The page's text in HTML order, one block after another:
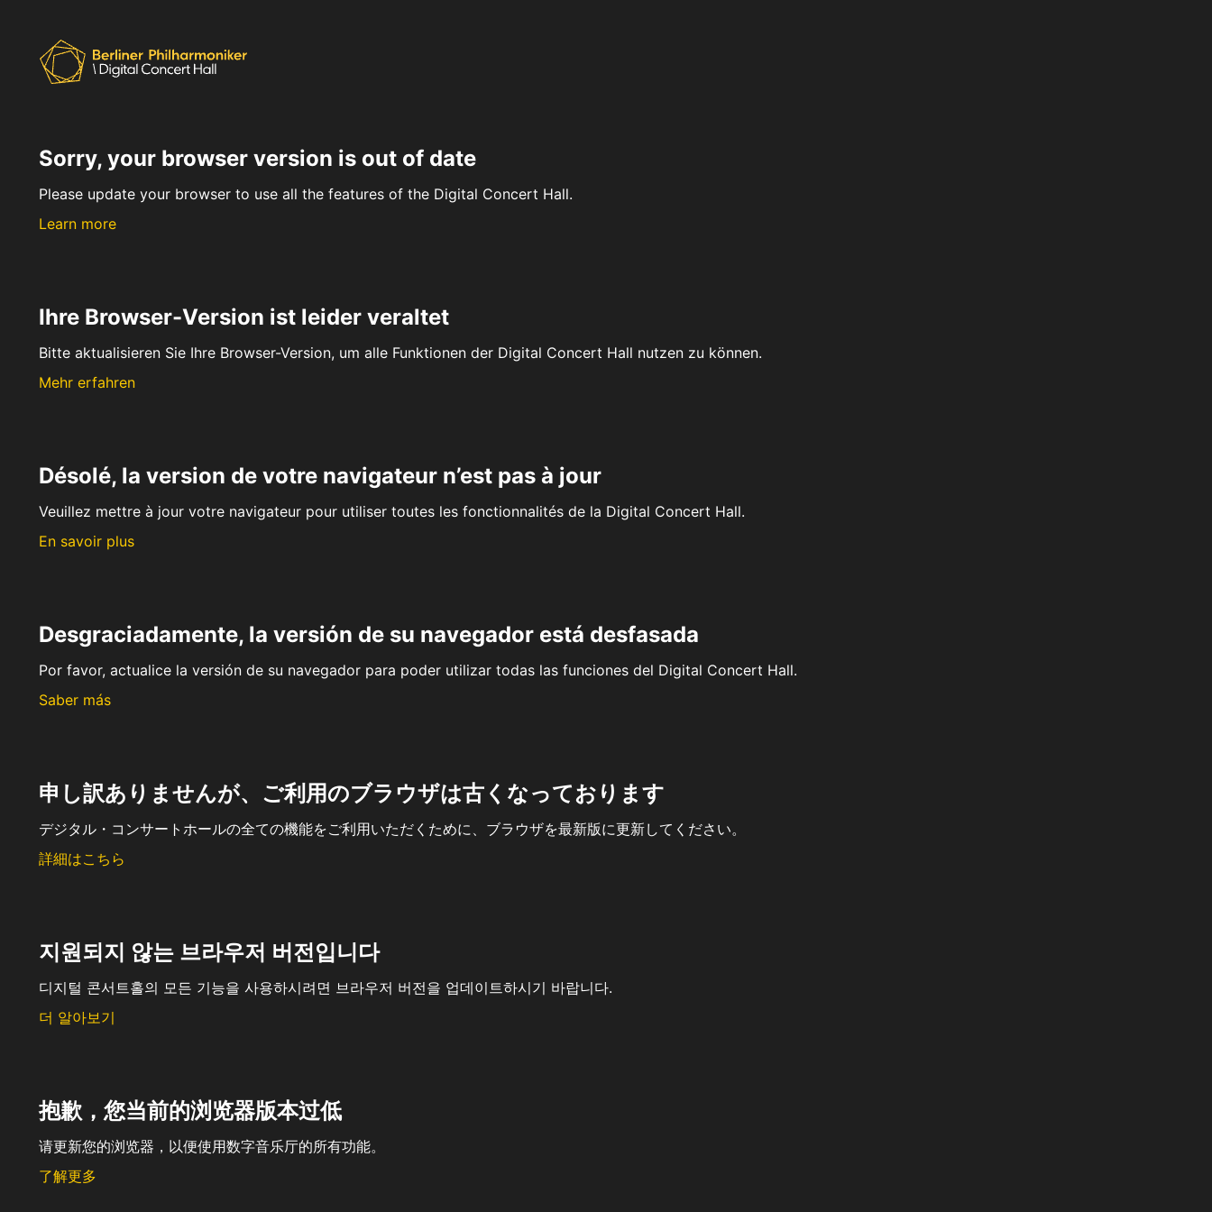
Sorry, your browser version is out of date
Please update your browser to use all the features of the Digital Concert Hall.
Learn more
Ihre Browser-Version ist leider veraltet
Bitte aktualisieren Sie Ihre Browser-Version, um alle Funktionen der Digital Concert Hall nutzen zu können.
Mehr erfahren
Désolé, la version de votre navigateur n’est pas à jour
Veuillez mettre à jour votre navigateur pour utiliser toutes les fonctionnalités de la Digital Concert Hall.
En savoir plus
Desgraciadamente, la versión de su navegador está desfasada
Por favor, actualice la versión de su navegador para poder utilizar todas las funciones del Digital Concert Hall.
Saber más
申し訳ありませんが、ご利用のブラウザは古くなっております
デジタル・コンサートホールの全ての機能をご利用いただくために、ブラウザを最新版に更新してください。
詳細はこちら
지원되지 않는 브라우저 버전입니다
디지털 콘서트홀의 모든 기능을 사용하시려면 브라우저 버전을 업데이트하시기 바랍니다.
더 알아보기
抱歉，您当前的浏览器版本过低
请更新您的浏览器，以便使用数字音乐厅的所有功能。
了解更多